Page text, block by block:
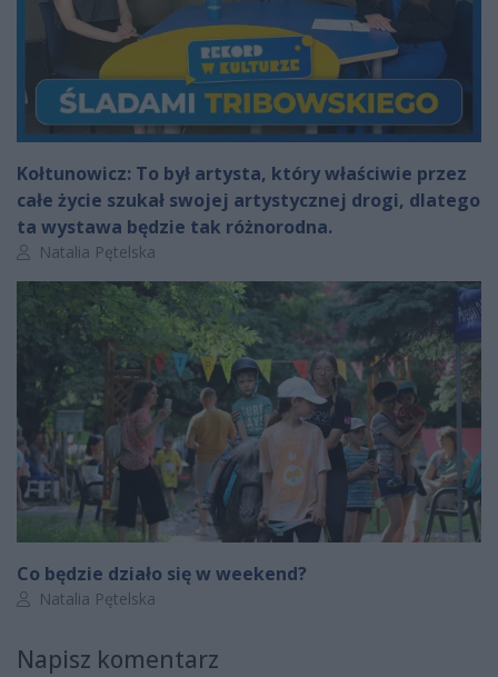
Kołtunowicz: To był artysta, który właściwie przez
całe życie szukał swojej artystycznej drogi, dlatego
ta wystawa będzie tak różnorodna.
Autor artykułu:
Natalia Pętelska
Co będzie działo się w weekend?
Autor artykułu:
Natalia Pętelska
Napisz komentarz